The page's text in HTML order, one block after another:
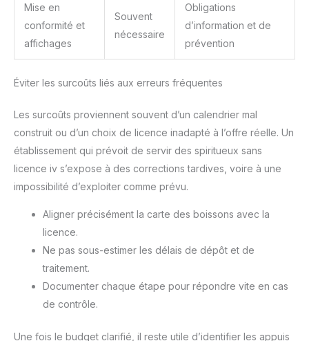
Mise en
conformité et
affichages
Souvent
nécessaire
Obligations
d’information et de
prévention
Éviter les surcoûts liés aux erreurs fréquentes
Les surcoûts proviennent souvent d’un calendrier mal
construit ou d’un choix de licence inadapté à l’offre réelle. Un
établissement qui prévoit de servir des spiritueux sans
licence iv s’expose à des corrections tardives, voire à une
impossibilité d’exploiter comme prévu.
Aligner précisément la carte des boissons avec la
licence.
Ne pas sous-estimer les délais de dépôt et de
traitement.
Documenter chaque étape pour répondre vite en cas
de contrôle.
Une fois le budget clarifié, il reste utile d’identifier les appuis